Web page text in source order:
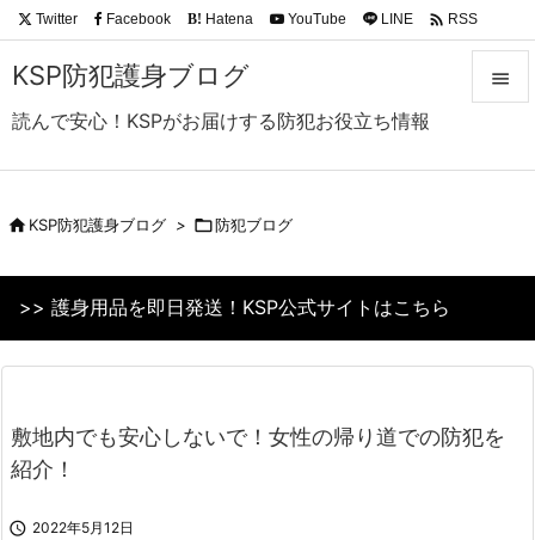
KSP防犯護身ブログ
読んで安心！KSPがお届けする防犯お役立ち情報

前へ
次へ
Twitter Facebook B! Hatena YouTube LINE  RSS
KSP防犯護身ブログ > 防犯ブログ
>> 護身用品を即日発送！KSP公式サイトはこちら
敷地内でも安心しないで！女性の帰り道での防犯を
紹介！
 2022年5月12日